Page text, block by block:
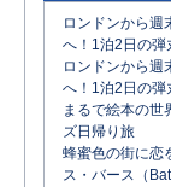
ロンドンから週
へ！1泊2日の弾
ロンドンから週
へ！1泊2日の弾
まるで絵本の世
ズ日帰り旅
蜂蜜色の街に恋
ス・バース（